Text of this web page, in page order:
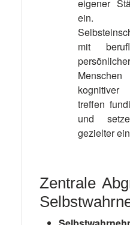
eigener
ein.
mit
kognitiver
treffen
und
gezielter
Zentrale